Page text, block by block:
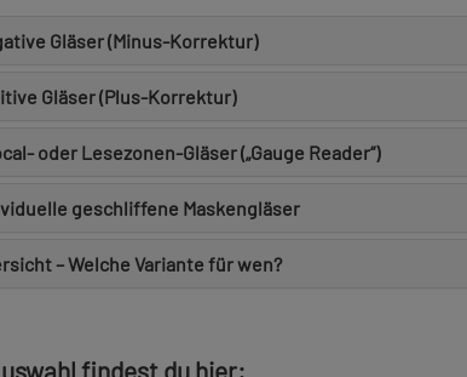
Gläser (Minus-Korrektur)
Gläser (Plus-Korrektur)
oder Lesezonen-Gläser („Gauge Reader“)
geschliffene Maskengläser
– Welche Variante für wen?
findest du hier: